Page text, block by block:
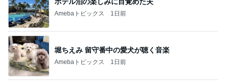
Amebaトピックス 1日前
堀ちえみ 留守番中の愛犬が聴く音楽
Amebaトピックス 1日前